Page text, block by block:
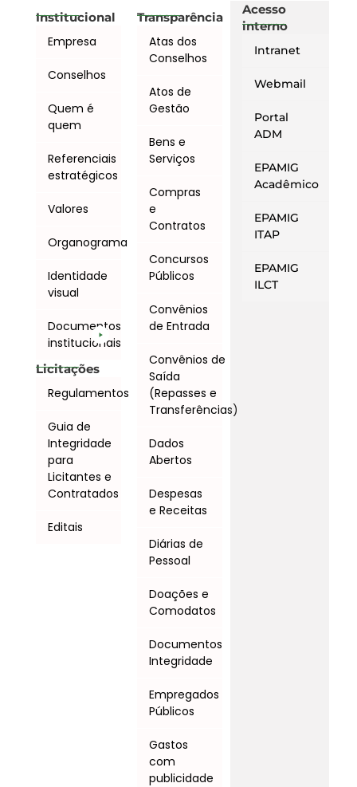
Institucional
Empresa
Conselhos
Quem é
quem
Referenciais
estratégicos
Valores
Organograma
Identidade
visual
Documentos
institucionais
Licitações
Regulamentos
Guia de
Integridade
para
Licitantes e
Contratados
Editais
Transparência
Atas dos
Conselhos
Atos de
Gestão
Bens e
Serviços
Compras
e
Contratos
Concursos
Públicos
Convênios
de Entrada
Convênios de
Saída
(Repasses e
Transferências)
Dados
Abertos
Despesas
e Receitas
Diárias de
Pessoal
Doações e
Comodatos
Documentos
Integridade
Empregados
Públicos
Gastos
com
publicidade
Acesso
interno
Intranet
Webmail
Portal
ADM
EPAMIG
Acadêmico
EPAMIG
ITAP
EPAMIG
ILCT